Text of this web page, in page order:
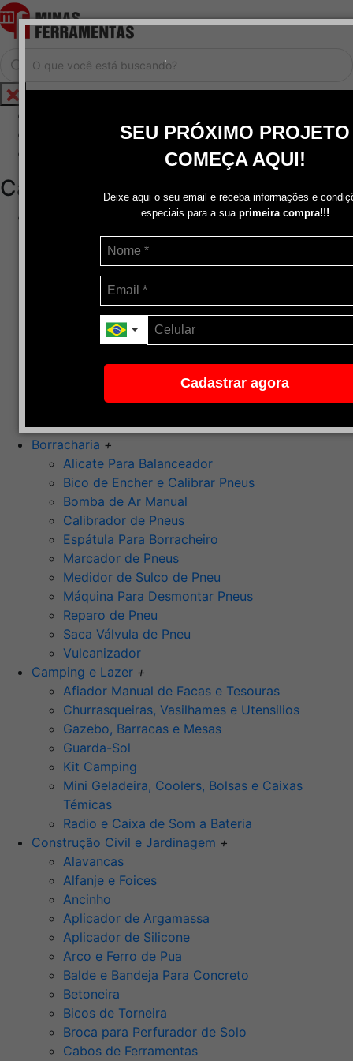
.
SEU PRÓXIMO PROJETO
COMEÇA AQUI!
Deixe aqui o seu email e receba informações e
especiais para a sua primeira compra!!!
Cadastrar agora
Cadastrar / Logar
Central de Atendimento
Categorias
Disco de Corte
Disco de Corte e Desbaste-Dupla Aplicação
Disco de Desbaste
Escovas de Aço
Escovas de Latão
Pasta Para Assentar Válvula
Pedra de Afiar
Ponta Montada (Oxido de Alumínio)
Rebolos
Borracharia +
Alicate Para Balanceador
Bico de Encher e Calibrar Pneus
Bomba de Ar Manual
Calibrador de Pneus
Espátula Para Borracheiro
Marcador de Pneus
Medidor de Sulco de Pneu
Máquina Para Desmontar Pneus
Reparo de Pneu
Saca Válvula de Pneu
Vulcanizador
Camping e Lazer +
Afiador Manual de Facas e Tesouras
Churrasqueiras, Vasilhames e Utensilios
Gazebo, Barracas e Mesas
Guarda-Sol
Kit Camping
Mini Geladeira, Coolers, Bolsas e Caixas
Témicas
Radio e Caixa de Som a Bateria
Construção Civil e Jardinagem +
Alavancas
Alfanje e Foices
Ancinho
Aplicador de Argamassa
Aplicador de Silicone
Arco e Ferro de Pua
Balde e Bandeja Para Concreto
Betoneira
Bicos de Torneira
Broca para Perfurador de Solo
Cabos de Ferramentas